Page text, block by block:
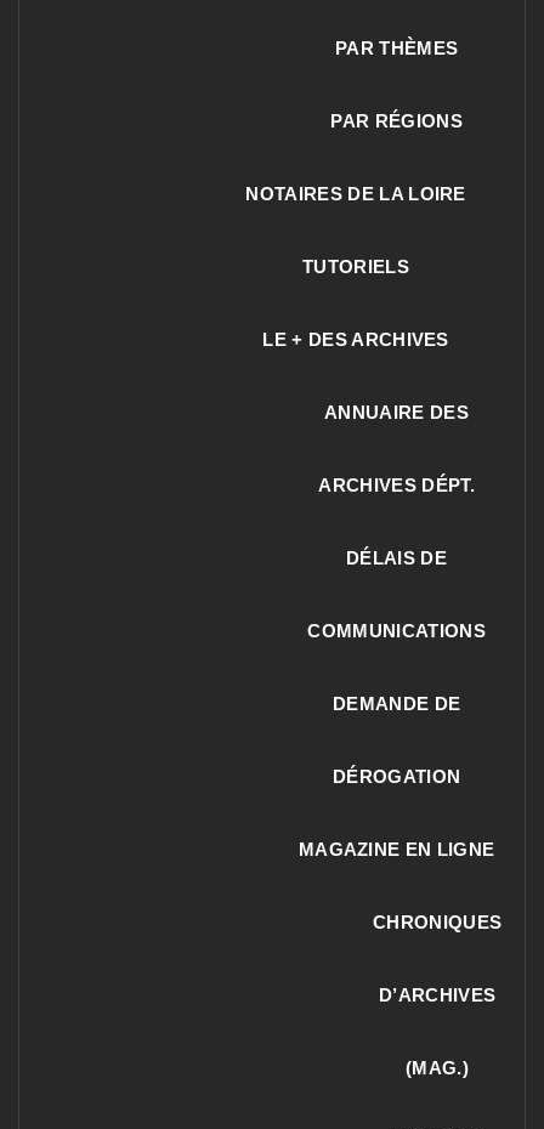
PAR THÈMES
PAR RÉGIONS
NOTAIRES DE LA LOIRE
TUTORIELS
LE + DES ARCHIVES
ANNUAIRE DES
ARCHIVES DÉPT.
DÉLAIS DE
COMMUNICATIONS
DEMANDE DE
DÉROGATION
MAGAZINE EN LIGNE
CHRONIQUES
D’ARCHIVES
(MAG.)